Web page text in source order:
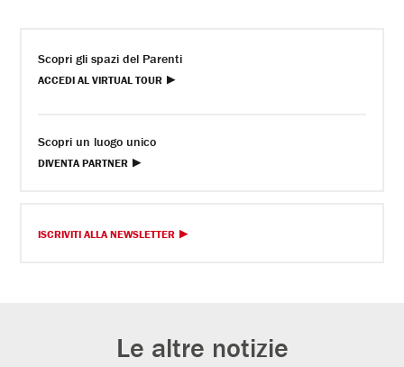
Scopri gli spazi del Parenti
ACCEDI AL VIRTUAL TOUR
Scopri un luogo unico
DIVENTA PARTNER
ISCRIVITI ALLA NEWSLETTER
Le altre notizie